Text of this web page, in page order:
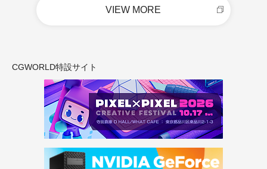
VIEW MORE
CGWORLD特設サイト